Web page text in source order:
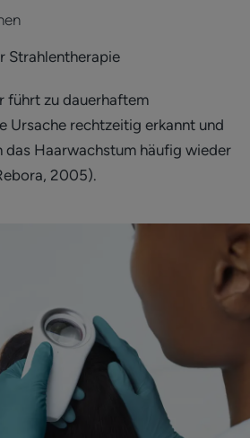
Strahlentherapie
führt zu dauerhaftem
Ursache rechtzeitig erkannt und
das Haarwachstum häufig wieder
2005).